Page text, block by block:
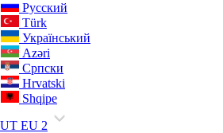
Русский
Türk
Український
Azəri
Српски
Hrvatski
Shqipe
EU 2